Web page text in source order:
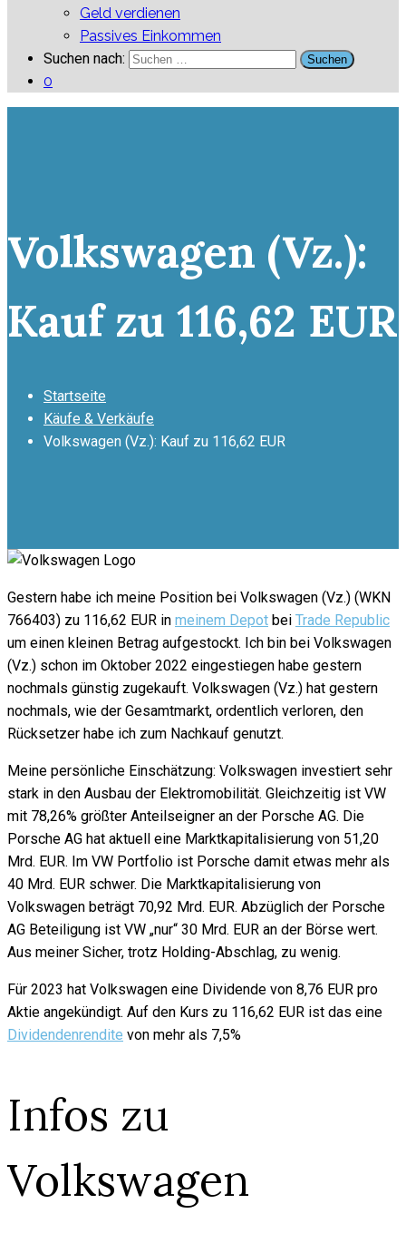
Geld verdienen
Passives Einkommen
Suchen nach:
0
Volkswagen (Vz.):
Kauf zu 116,62 EUR
Startseite
Käufe & Verkäufe
Volkswagen (Vz.): Kauf zu 116,62 EUR
Gestern habe ich meine Position bei Volkswagen (Vz.) (WKN
766403) zu 116,62 EUR in meinem Depot bei Trade Republic
um einen kleinen Betrag aufgestockt. Ich bin bei Volkswagen
(Vz.) schon im Oktober 2022 eingestiegen habe gestern
nochmals günstig zugekauft. Volkswagen (Vz.) hat gestern
nochmals, wie der Gesamtmarkt, ordentlich verloren, den
Rücksetzer habe ich zum Nachkauf genutzt.
Meine persönliche Einschätzung: Volkswagen investiert sehr
stark in den Ausbau der Elektromobilität. Gleichzeitig ist VW
mit 78,26% größter Anteilseigner an der Porsche AG. Die
Porsche AG hat aktuell eine Marktkapitalisierung von 51,20
Mrd. EUR. Im VW Portfolio ist Porsche damit etwas mehr als
40 Mrd. EUR schwer. Die Marktkapitalisierung von
Volkswagen beträgt 70,92 Mrd. EUR. Abzüglich der Porsche
AG Beteiligung ist VW „nur“ 30 Mrd. EUR an der Börse wert.
Aus meiner Sicher, trotz Holding-Abschlag, zu wenig.
Für 2023 hat Volkswagen eine Dividende von 8,76 EUR pro
Aktie angekündigt. Auf den Kurs zu 116,62 EUR ist das eine
Dividendenrendite von mehr als 7,5%
Infos zu
Volkswagen